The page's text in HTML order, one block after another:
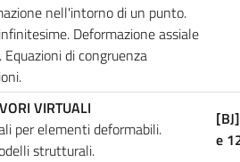
nell'intorno di un punto.
Deformazione assiale
di congruenza
VIRTUALI
per elementi deformabili.
strutturali.
e